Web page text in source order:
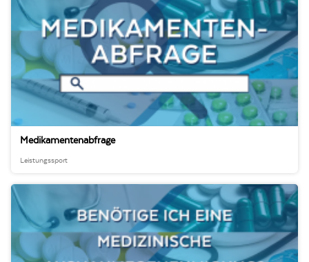
Medikamentenabfrage
Leistungssport